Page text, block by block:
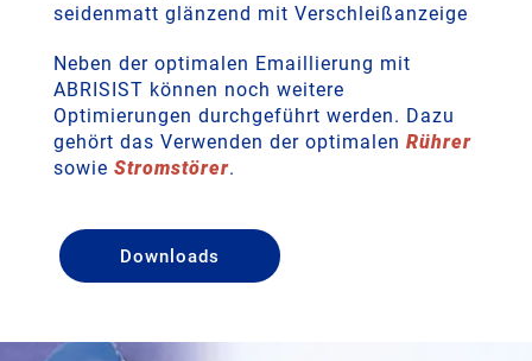
seidenmatt glänzend mit Verschleißanzeige
Neben der optimalen Emaillierung mit
ABRISIST können noch weitere
Optimierungen durchgeführt werden. Dazu
gehört das Verwenden der optimalen Rührer
sowie Stromstörer.
Downloads